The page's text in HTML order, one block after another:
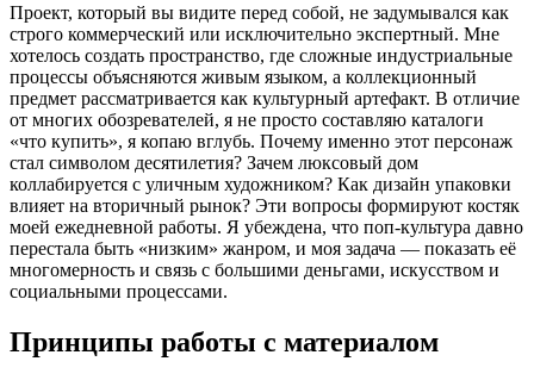
Проект, который вы видите перед собой, не задумывался как
строго коммерческий или исключительно экспертный. Мне
хотелось создать пространство, где сложные индустриальные
процессы объясняются живым языком, а коллекционный
предмет рассматривается как культурный артефакт. В отличие
от многих обозревателей, я не просто составляю каталоги
«что купить», я копаю вглубь. Почему именно этот персонаж
стал символом десятилетия? Зачем люксовый дом
коллабируется с уличным художником? Как дизайн упаковки
влияет на вторичный рынок? Эти вопросы формируют костяк
моей ежедневной работы. Я убеждена, что поп-культура давно
перестала быть «низким» жанром, и моя задача — показать её
многомерность и связь с большими деньгами, искусством и
социальными процессами.
Принципы работы с материалом